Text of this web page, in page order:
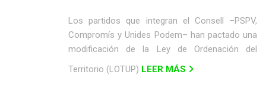
Los partidos que integran el Consell –PSPV,
Compromís y Unides Podem– han pactado una
modificación de la Ley de Ordenación del
Territorio (LOTUP) LEER MÁS